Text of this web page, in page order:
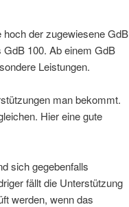
der zugewiesene GdB
100. Ab einem GdB
Leistungen.
man bekommt.
Hier eine gute
sich gegebenfalls
fällt die Unterstützung
werden, wenn das